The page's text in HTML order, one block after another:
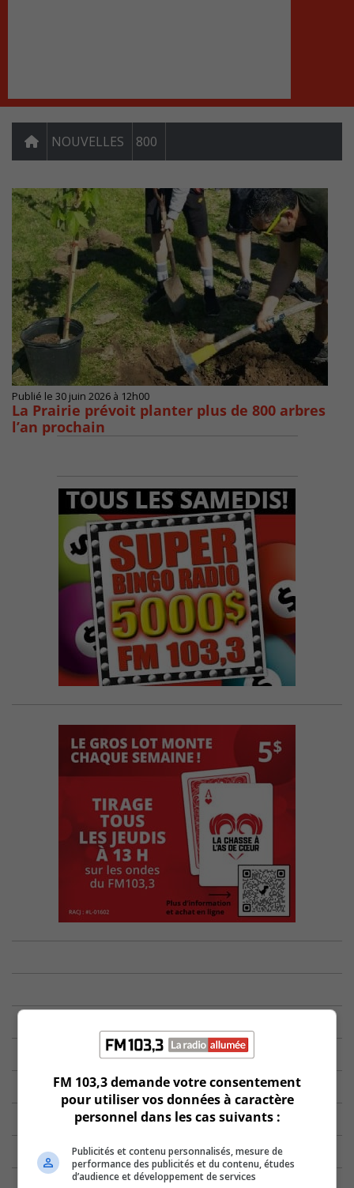
NOUVELLES 800
Publié le 30 juin 2026 à 12h00
La Prairie prévoit planter plus de 800 arbres
l’an prochain
FM 103,3 demande votre consentement
pour utiliser vos données à caractère
personnel dans les cas suivants :
Publicités et contenu personnalisés, mesure de
performance des publicités et du contenu, études
d’audience et développement de services